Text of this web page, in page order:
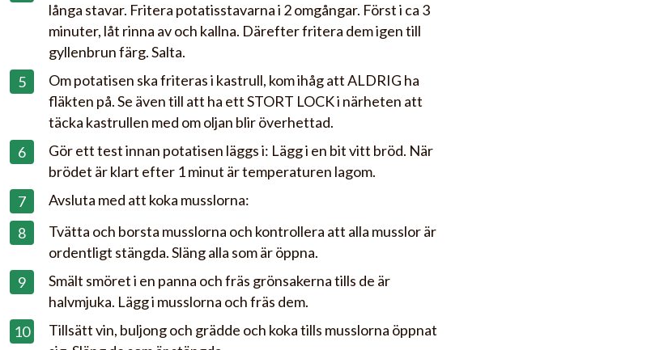
långa stavar. Fritera potatisstavarna i 2 omgångar. Först i ca 3
minuter, låt rinna av och kallna. Därefter fritera dem igen till
gyllenbrun färg. Salta.
Om potatisen ska friteras i kastrull, kom ihåg att ALDRIG ha
fläkten på. Se även till att ha ett STORT LOCK i närheten att
täcka kastrullen med om oljan blir överhettad.
Gör ett test innan potatisen läggs i: Lägg i en bit vitt bröd. När
brödet är klart efter 1 minut är temperaturen lagom.
Avsluta med att koka musslorna:
Tvätta och borsta musslorna och kontrollera att alla musslor är
ordentligt stängda. Släng alla som är öppna.
Smält smöret i en panna och fräs grönsakerna tills de är
halvmjuka. Lägg i musslorna och fräs dem.
Tillsätt vin, buljong och grädde och koka tills musslorna öppnat